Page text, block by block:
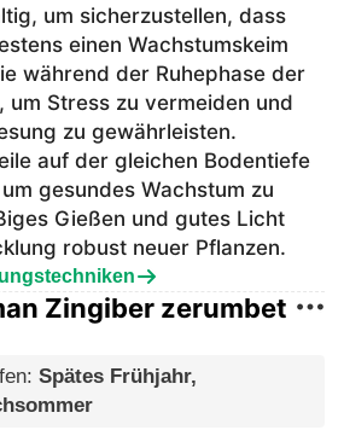
um sicherzustellen, dass
einen Wachstumskeim
während der Ruhephase der
um Stress zu vermeiden und
zu gewährleisten.
auf der gleichen Bodentiefe
gesundes Wachstum zu
Gießen und gutes Licht
robust neuer Pflanzen.
Zingiber zerumbet
: Spätes Frühjahr,